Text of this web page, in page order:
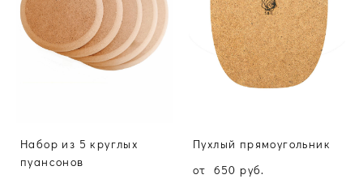
Набор из 5 круглых
пуансонов
Пухлый прямоугольник
от 650 pуб.